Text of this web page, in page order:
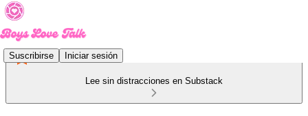
Suscribirse Iniciar sesión
Lee sin distracciones en Substack